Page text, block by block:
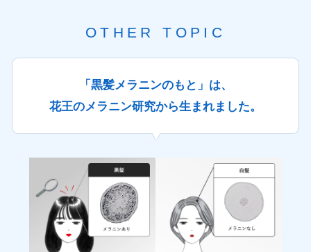
OTHER TOPIC
「黒髪メラニンのもと」は、
花王のメラニン研究から生まれました。